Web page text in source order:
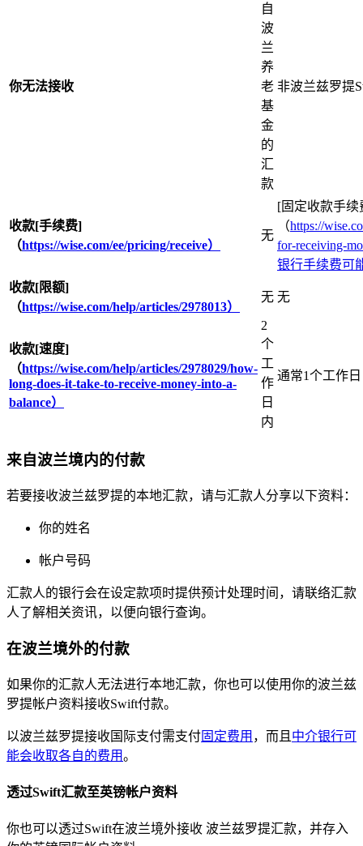
你无法接收
自
波
兰
养
老
基
金
的
汇
款
非波兰兹罗提
收款[手续费]
（https://wise.com/ee/pricing/receive）
无
[固定收款手续
（https://
for-receiving-
银行手续费可
收款[限额]
（https://wise.com/help/articles/2978013）
无 无
收款[速度]
（https://wise.com/help/articles/2978029/how-
long-does-it-take-to-receive-money-into-a-
balance）
2
个
工
作
日
内
通常1个工作
来自波兰境内的付款
若要接收波兰兹罗提的本地汇款，请与汇款人分享以下资料：
你的姓名
帐户号码
汇款人的银行会在设定款项时提供预计处理时间，请联络汇款
人了解相关资讯，以便向银行查询。
在波兰境外的付款
如果你的汇款人无法进行本地汇款，你也可以使用你的波兰兹
罗提帐户资料接收Swift付款。
以波兰兹罗提接收国际支付需支付固定费用 ，而且 中介银行可
能会收取各自的费用。
透过Swift汇款至英镑帐户资料
你也可以透过Swift在波兰境外接收 波兰兹罗提汇款，并存入